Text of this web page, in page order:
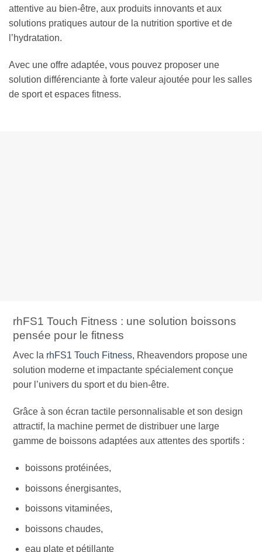
attentive au bien-être, aux produits innovants et aux
solutions pratiques autour de la nutrition sportive et de
l’hydratation.
Avec une offre adaptée, vous pouvez proposer une
solution différenciante à forte valeur ajoutée pour les salles
de sport et espaces fitness.
rhFS1 Touch Fitness : une solution boissons
pensée pour le fitness
Avec la rhFS1 Touch Fitness, Rheavendors propose une
solution moderne et impactante spécialement conçue
pour l’univers du sport et du bien-être.
Grâce à son écran tactile personnalisable et son design
attractif, la machine permet de distribuer une large
gamme de boissons adaptées aux attentes des sportifs :
boissons protéinées,
boissons énergisantes,
boissons vitaminées,
boissons chaudes,
eau plate et pétillante